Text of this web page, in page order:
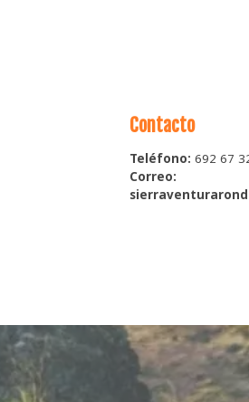
Contacto
Teléfono: 692 67
Correo: